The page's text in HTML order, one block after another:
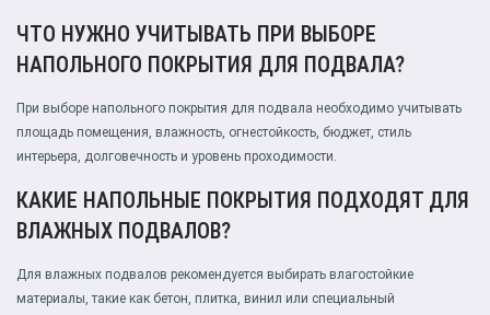
ЧТО НУЖНО УЧИТЫВАТЬ ПРИ ВЫБОРЕ
НАПОЛЬНОГО ПОКРЫТИЯ ДЛЯ ПОДВАЛА?
При выборе напольного покрытия для подвала необходимо учитывать
площадь помещения, влажность, огнестойкость, бюджет, стиль
интерьера, долговечность и уровень проходимости.
КАКИЕ НАПОЛЬНЫЕ ПОКРЫТИЯ ПОДХОДЯТ ДЛЯ
ВЛАЖНЫХ ПОДВАЛОВ?
Для влажных подвалов рекомендуется выбирать влагостойкие
материалы, такие как бетон, плитка, винил или специальный